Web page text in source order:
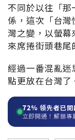
不同於以往「
係，這次「台
灣之變，以螢
來席捲街頭巷尾
經過一番混亂
點更放在台灣了
72% 領先者已開
立即開通！解鎖專